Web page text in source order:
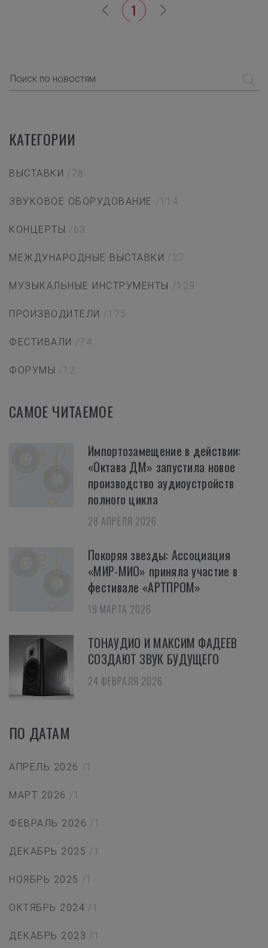
КАТЕГОРИИ
ВЫСТАВКИ /78
ЗВУКОВОЕ ОБОРУДОВАНИЕ /114
КОНЦЕРТЫ /63
МЕЖДУНАРОДНЫЕ ВЫСТАВКИ /27
МУЗЫКАЛЬНЫЕ ИНСТРУМЕНТЫ /129
ПРОИЗВОДИТЕЛИ /175
ФЕСТИВАЛИ /74
ФОРУМЫ /12
САМОЕ ЧИТАЕМОЕ
Импортозамещение в действии:
«Октава ДМ» запустила новое
производство аудиоустройств
полного цикла
28 АПРЕЛЯ 2026
Покоряя звезды: Ассоциация
«МИР-МИО» приняла участие в
фестивале «АРТПРОМ»
19 МАРТА 2026
ТОНАУДИО И МАКСИМ ФАДЕЕВ
СОЗДАЮТ ЗВУК БУДУЩЕГО
24 ФЕВРАЛЯ 2026
ПО ДАТАМ
АПРЕЛЬ 2026 /1
МАРТ 2026 /1
ФЕВРАЛЬ 2026 /1
ДЕКАБРЬ 2025 /1
НОЯБРЬ 2025 /1
ОКТЯБРЬ 2024 /1
ДЕКАБРЬ 2023 /1
1